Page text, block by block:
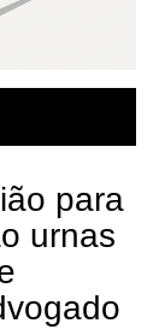
para
urnas